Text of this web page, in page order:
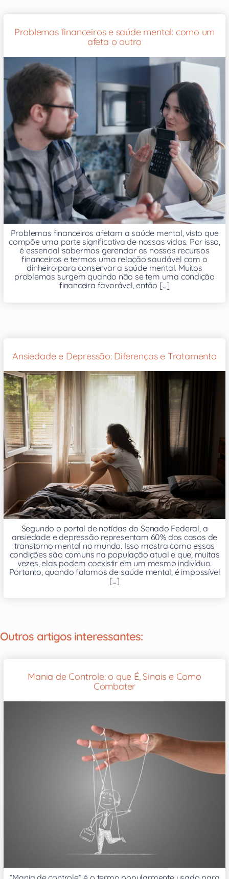
Problemas financeiros e saúde mental: como um
afeta o outro
Problemas financeiros afetam a saúde mental, visto que
compõe uma parte significativa de nossas vidas. Por isso,
é essencial sabermos gerenciar os nossos recursos
financeiros e termos uma relação saudável com o
dinheiro para conservar a saúde mental. Muitos
problemas surgem quando não se tem uma condição
financeira favorável, então [...]
Ansiedade e Depressão: Diferenças e Tratamento
Segundo o portal de notícias do Senado Federal, a
ansiedade e depressão representam 60% dos casos de
transtorno mental no mundo. Isso mostra como essas
condições são comuns na população atual e que, muitas
vezes, elas podem coexistir em um mesmo indivíduo.
Portanto, quando falamos de saúde mental, é impossível
[...]
Outros artigos interessantes:
Mania de Controle: o que É, Sinais e Como
Combater